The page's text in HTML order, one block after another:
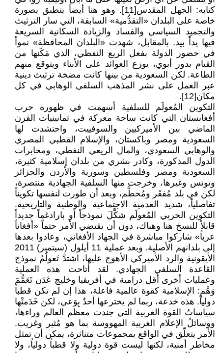
كتابه: الجهل المقدس[11]. وهو هنا أيضاً ينطبق بصورة
خاصة على البلدان «التقدُّمية» السابقة، التي سار الترثيث
والتجميد السياسي والفساد والزيادة السكانية السريعة
فيها يداً بيد. بالمقابل، شهدت «البلدان المحافظة» نمواً
في حضور الدولة بفعل الريع النفطي، الذي مَكّنها من
القيام بدور أبوي، يوزع العوائد على الأبناء ويتوقع منهم
الطاعة. لكن السعودية من بينها كانت مضخة ترثيث دينية
عبر العمل على نشر المذهب السلفي الوهابي في كل
مكان[12].
التكوين المُعولَم للسلفية أسهمت في ظهوره حرب
أفغانستان التي كانت ساحة معركة في ثمانينيات القرن
الماضي بين الأميركيين والسوفييت، واحتشدت لها
السعودية ومصر وباكستان، والإسلام القطبي المصري
والوهابي السعودي، والمال الريعي النفطي، ومخابرات
الدول المذكورة، وكادر بشري من بلدان إسلامية كثيرة،
السعودية ومصر وفلسطين وسورية والأردن والجزائر
وتونس وغيرها، وخرجت منها السلفية الجهادية منتصرة،
لكن في بلد مُفقَر ومُحطَّم، وبعد أن طورت لنفسها تكويناً
تفاصلياً، شديد العدمية الاجتماعية والوطنية والتاريخية.
التكوين الحربي المُعولَم شكَّلَ نموذجاً أو بارادغماً جديداً
قابلاً للنسخ هنا وهناك، دون أن يقتضي الأمر حتماً «أفغاناً
عرباً» شاركوا مباشرة في الجهاد الأفغاني، وعادوا بعدها
إلى بلدانهم الأصلية. وبعد عملية 11 أيلول (سبتمبر) 2011
الأيقونية والرد الأميركي الأهوج عليها، اشتدَّ تَعولُمُ نموذج
القاعدة السلفي الجهادي. لقد أتاحت هذه العملية
وعمليات أخرى أقل درامية في أفريقيا وخليج عَدَن تَعَمُّمَ
وَهْمٍ: الإسلامية كقوة عالمية فاعلة، هذا إن لم تكن قطباً
دولياً. هذه خدعة، ربما لم يخترعها أحدٌ بِوَعي، لكن خَدَمتْها
سياساتُ القوة الغربية التي جندت معظم العالم وراءها،
ووسائلُ الإعلام الغربية المهووسة بما هو مُثير وغريب.
الأمر يتعلّق في الواقع بمجموعات متناثرة، يمكن أن تمثل
مخاطر أمنية، لكنها ليست قوة دولية ولا قطباً دولياً، ولا